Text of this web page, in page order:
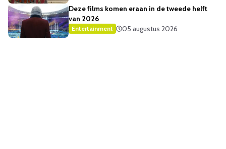
Deze films komen eraan in de tweede helft
van 2026
Entertainment 05 augustus 2026